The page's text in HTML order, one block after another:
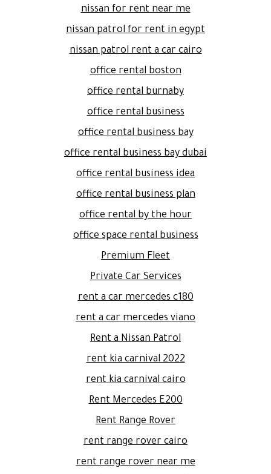
nissan for rent near me
nissan patrol for rent in egypt
nissan patrol rent a car cairo
office rental boston
office rental burnaby
office rental business
office rental business bay
office rental business bay dubai
office rental business idea
office rental business plan
office rental by the hour
office space rental business
Premium Fleet
Private Car Services
rent a car mercedes c180
rent a car mercedes viano
Rent a Nissan Patrol
rent kia carnival 2022
rent kia carnival cairo
Rent Mercedes E200
Rent Range Rover
rent range rover cairo
rent range rover near me